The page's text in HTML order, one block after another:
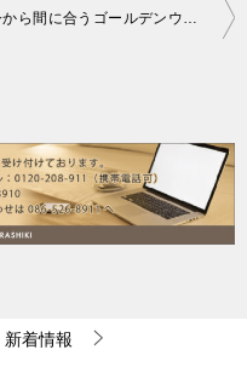
今から間に合うゴールデンウィークの宿泊予約！ゴールデンウィーク、お盆、お正月も３６５日宿泊料金は同一です！
新着情報